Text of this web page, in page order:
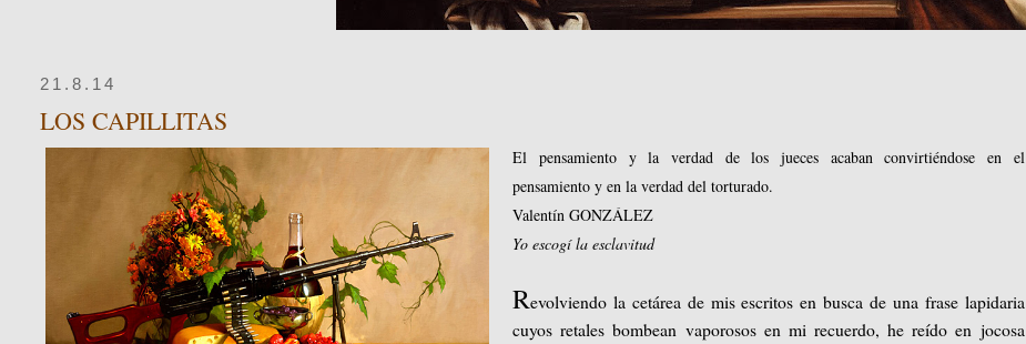
21.8.14
LOS CAPILLITAS
El pensamiento y la verdad de los jueces acaban convirtiéndose en el
pensamiento y en la verdad del torturado.
Valentín GONZÁLEZ
Yo escogí la esclavitud
Revolviendo la cetárea de mis escritos en busca de una frase lapidaria
cuyos retales bombean vaporosos en mi recuerdo, he reído en jocosa